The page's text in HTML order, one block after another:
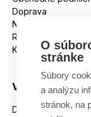
Doprava
Nakupujeme na
Reklamácie
Kontakt
Všetko o
Dostupnosť tovaru
O
stránke
Súbory
a analýzu
stránok, na